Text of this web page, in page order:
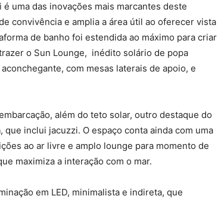
uma das inovações mais marcantes deste
convivência e amplia a área útil ao oferecer vista
de banho foi estendida ao máximo para criar
trazer o Sun Lounge, inédito solário de popa
com mesas laterais de apoio, e
além do teto solar, outro destaque do
inclui jacuzzi. O espaço conta ainda com uma
ao ar livre e amplo lounge para momento de
maximiza a interação com o mar.
em LED, minimalista e indireta, que